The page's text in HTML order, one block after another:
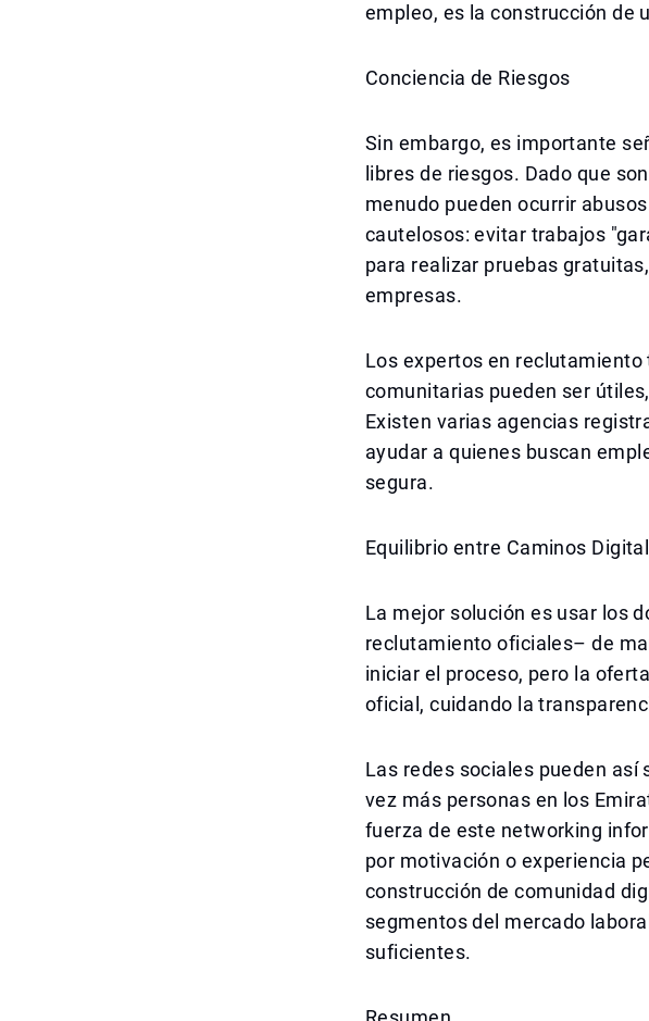
empleo, es la construcción de
Conciencia de Riesgos
Sin embargo, es importante
libres de riesgos. Dado que
menudo pueden ocurrir
cautelosos: evitar trabajos
para realizar pruebas
empresas.
Los expertos en
comunitarias pueden ser
Existen varias agencias
ayudar a quienes buscan
segura.
Equilibrio entre Caminos
La mejor solución es usar los
reclutamiento oficiales– de
iniciar el proceso, pero la
oficial, cuidando la
Las redes sociales pueden así
vez más personas en los
fuerza de este networking
por motivación o experiencia
construcción de comunidad
segmentos del mercado
suficientes.